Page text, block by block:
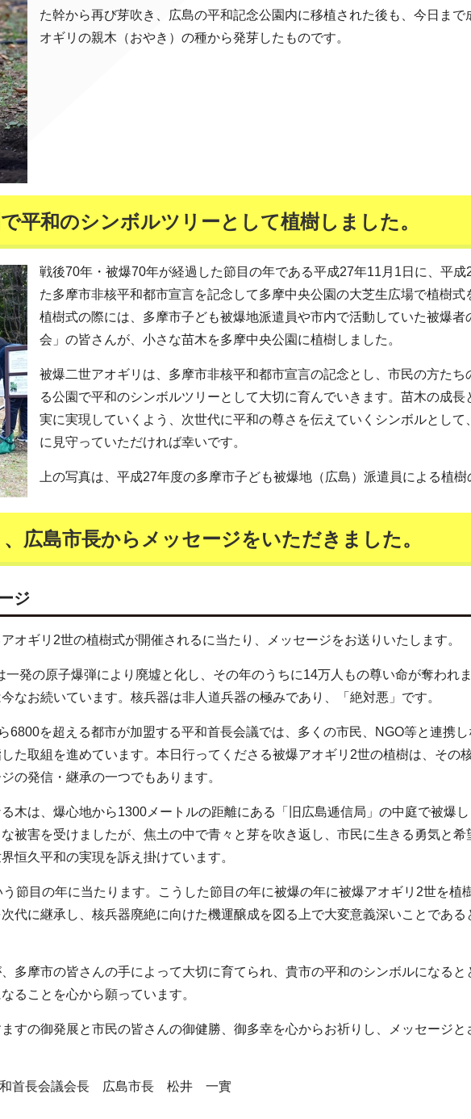
た幹から再び芽吹き、広島の平和記念公園内に移植された後も、今日まで
オギリの親木（おやき）の種から発芽したものです。
平和のシンボルツリーとして植樹しました。
戦後70年・被爆70年が経過した節目の年である平成27年11月1日に、平成
た多摩市非核平和都市宣言を記念して多摩中央公園の大芝生広場で植樹式
植樹式の際には、多摩市子ども被爆地派遣員や市内で活動していた被爆者
会」の皆さんが、小さな苗木を多摩中央公園に植樹しました。
被爆二世アオギリは、多摩市非核平和都市宣言の記念とし、市民の方たち
る公園で平和のシンボルツリーとして大切に育んでいきます。苗木の成長
実に実現していくよう、次世代に平和の尊さを伝えていくシンボルとして
に見守っていただければ幸いです。
上の写真は、平成27年度の多摩市子ども被爆地（広島）派遣員による植樹
広島市長からメッセージをいただきました。
ジ
オギリ2世の植樹式が開催されるに当たり、メッセージをお送りいたします。
一発の原子爆弾により廃墟と化し、その年のうちに14万人もの尊い命が奪われ
なお続いています。核兵器は非人道兵器の極みであり、「絶対悪」です。
6800を超える都市が加盟する平和首長会議では、多くの市民、NGO等と連携し
た取組を進めています。本日行ってくださる被爆アオギリ2世の植樹は、その
の発信・継承の一つでもあります。
木は、爆心地から1300メートルの距離にある「旧広島逓信局」の中庭で被爆
被害を受けましたが、焦土の中で青々と芽を吹き返し、市民に生きる勇気と希
恒久平和の実現を訴え掛けています。
節目の年に当たります。こうした節目の年に被爆の年に被爆アオギリ2世を植
代に継承し、核兵器廃絶に向けた機運醸成を図る上で大変意義深いことである
多摩市の皆さんの手によって大切に育てられ、貴市の平和のシンボルになると
ることを心から願っています。
すの御発展と市民の皆さんの御健勝、御多幸を心からお祈りし、メッセージと
首長会議会長 広島市長 松井 一實